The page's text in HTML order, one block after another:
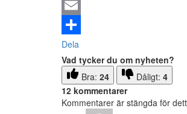
Email
Dela
Vad tycker du om nyheten?
Bra: 24 Dåligt: 4
12 kommentarer
Kommentarer är stängda för